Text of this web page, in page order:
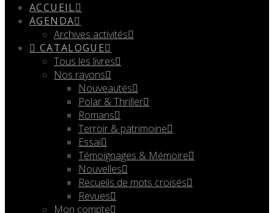
ACCUEIL
AGENDA
Archives activités
CATALOGUE
Tous les livres
Nos rayons
Nouveautés
Polar & Thriller
Romans
Terroir & patrimoine
Essai
Témoignages & Mémoire
Nouvelles
Recueils de mots croisés
Revues
Mon compte